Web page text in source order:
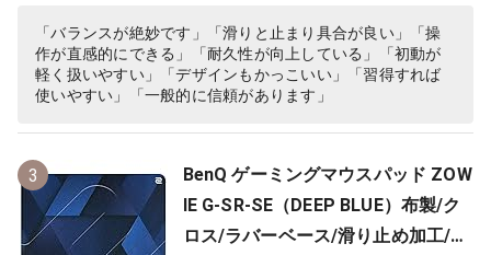
「バランスが絶妙です」「滑りと止まり具合が良い」「操
作が直感的にできる」「耐久性が向上している」「初動が
軽く扱いやすい」「デザインもかっこいい」「習得すれば
使いやすい」「一般的に信頼があります」
3
BenQ ゲーミングマウスパッド ZOW
IE G-SR-SE（DEEP BLUE）布製/ク
ロス/ラバーベース/滑り止め加工/10